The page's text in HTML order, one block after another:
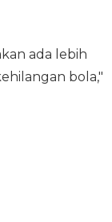
ada lebih
bola,"